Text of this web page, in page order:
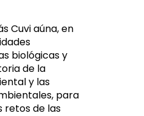
Cuvi aúna, en
biológicas y
de la
y las
para
retos de las